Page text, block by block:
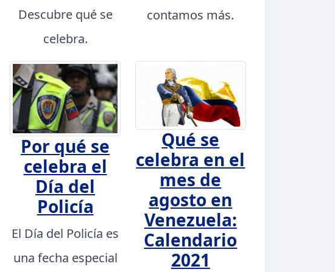
Descubre qué se
celebra.
contamos más.
Por qué se
celebra el
Día del
Policía
El Día del Policía es
una fecha especial
Qué se
celebra en el
mes de
agosto en
Venezuela:
Calendario
2021